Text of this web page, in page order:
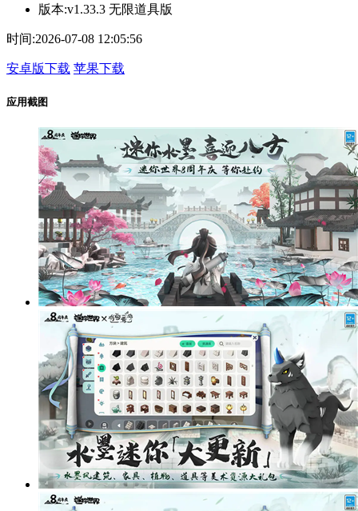
版本:v1.33.3 无限道具版
时间:2026-07-08 12:05:56
安卓版下载 苹果下载
应用截图